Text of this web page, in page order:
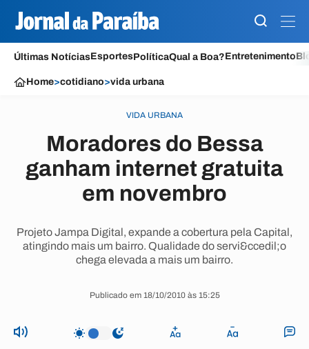
Últimas NotíciasEsportesPolíticaQual a Boa?Entretenimento
Home>cotidiano>vida urbana
VIDA URBANA
Moradores do Bessa
ganham internet gratuita
em novembro
Projeto Jampa Digital, expande a cobertura pela Capital,
atingindo mais um bairro. Qualidade do servi&ccedil;o
chega elevada a mais um bairro.
Publicado em 18/10/2010 às 15:25